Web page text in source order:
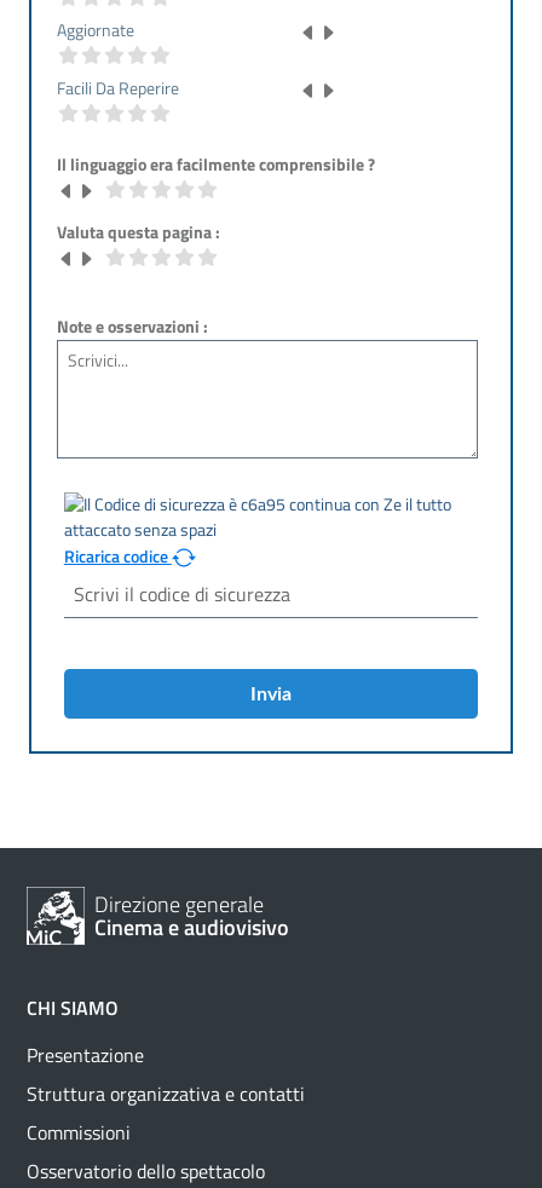
Aggiornate
Facili Da Reperire
Il linguaggio era facilmente comprensibile ?
Valuta questa pagina :
Note e osservazioni :
Ricarica codice
Invia
Direzione generale
Cinema e audiovisivo
CHI SIAMO
Presentazione
Struttura organizzativa e contatti
Commissioni
Osservatorio dello spettacolo